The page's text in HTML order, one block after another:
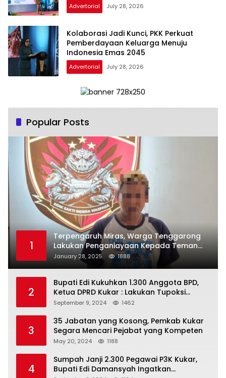
Advertorial July 28, 2026
Kolaborasi Jadi Kunci, PKK Perkuat
Pemberdayaan Keluarga Menuju
Indonesia Emas 2045
Advertorial July 28, 2026
Popular Posts
1
Terpengaruh Miras, Warga Tenggarong
Lakukan Penganiayaan Kepada Teman
Sendiri
January 28, 2025 1888
2
Bupati Edi Kukuhkan 1.300 Anggota BPD,
Ketua DPRD Kukar : Lakukan Tupoksi
Dengan Baik Untuk Wujudkan
September 9, 2024 1462
3
35 Jabatan yang Kosong, Pemkab Kukar
Segara Mencari Pejabat yang Kompeten
May 20, 2024 1188
4
Sumpah Janji 2.300 Pegawai P3K Kukar,
Bupati Edi Damansyah Ingatkan